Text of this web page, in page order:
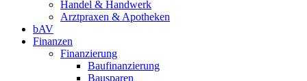
Handel & Handwerk
Arztpraxen & Apotheken
bAV
Finanzen
Finanzierung
Baufinanzierung
Bausparen